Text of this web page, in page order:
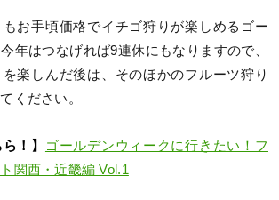
お手頃価格でイチゴ狩りが楽しめるゴー
年はつなげれば9連休にもなりますので、
楽しんだ後は、そのほかのフルーツ狩り
ください。
！】
ゴールデンウィークに行きたい！フ
関西・近畿編 Vol.1